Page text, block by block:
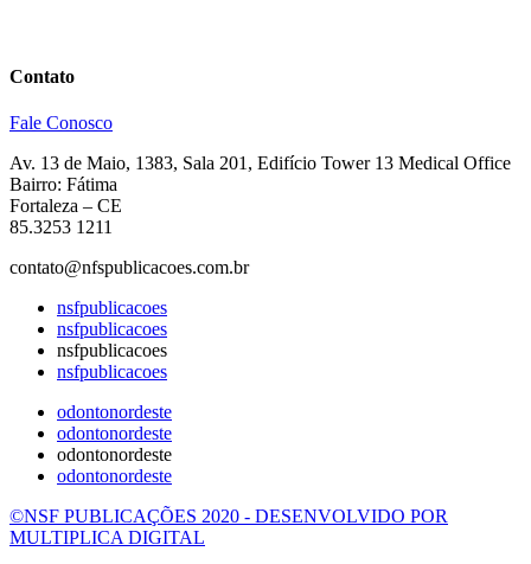
Contato
Fale Conosco
Av. 13 de Maio, 1383, Sala 201, Edifício Tower 13 Medical Office
Bairro: Fátima
Fortaleza – CE
85.3253 1211
contato@nfspublicacoes.com.br
nsfpublicacoes
nsfpublicacoes
nsfpublicacoes
nsfpublicacoes
odontonordeste
odontonordeste
odontonordeste
odontonordeste
©NSF PUBLICAÇÕES 2020 - DESENVOLVIDO POR
MULTIPLICA DIGITAL